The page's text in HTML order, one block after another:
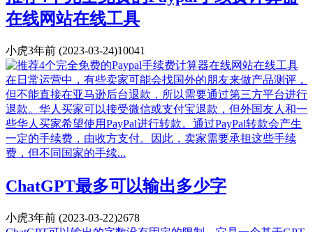
在线网站在线工具
小虎3年前 (2023-03-24)10041
在日常运营中，有些卖家可能会找国外的朋友来做产品测评，
但不能直接在亚马逊后台退款，所以需要通过第三方平台进行
退款。华人买家可以接受微信或支付宝退款，但外国友人和一
些华人买家希望使用PayPal进行转款。通过PayPal转款会产生
一定的手续费，由收方支付。因此，卖家需要承担这些手续
费，但不同国家的手续...
ChatGPT最多可以输出多少字
小虎3年前 (2023-03-22)2678